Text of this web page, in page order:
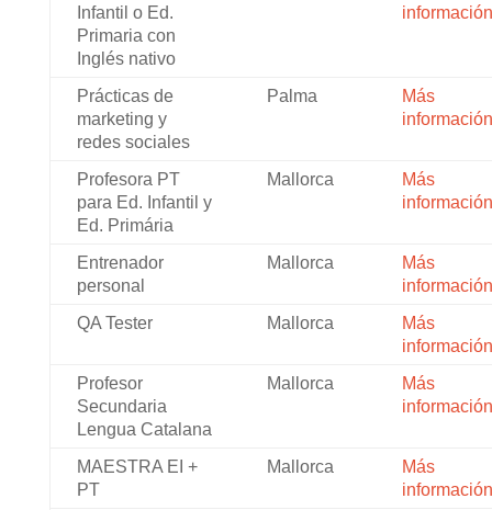
Infantil o Ed.
Primaria con
Inglés nativo
información
Prácticas de
marketing y
redes sociales
Palma
Más
información
Profesora PT
para Ed. Infantil y
Ed. Primária
Mallorca
Más
información
Entrenador
personal
Mallorca
Más
información
QA Tester
Mallorca
Más
información
Profesor
Secundaria
Lengua Catalana
Mallorca
Más
información
MAESTRA EI +
PT
Mallorca
Más
información